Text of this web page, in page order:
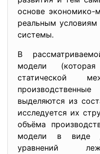
основе экономико-
реальным условиям
системы.
В
модели
статической
выделяются из
исследуется их
объёма
модели в виде
уравнений